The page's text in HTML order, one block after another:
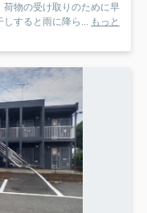
物の受け取りのために早
すると雨に降ら...
もっと